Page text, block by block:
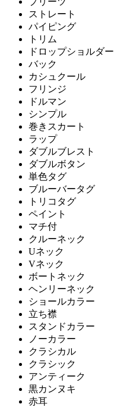
ストレート
パイピング
トリム
ドロップショルダー
バック
カシュクール
フリンジ
ドルマン
シンプル
巻きスカート
ラップ
ダブルブレスト
ダブルボタン
単色タグ
ブルーバータグ
トリコタグ
ペイント
マチ付
クルーネック
Uネック
Vネック
ボートネック
ヘンリーネック
ショールカラー
立ち襟
スタンドカラー
ノーカラー
クラシカル
クラシック
アンティーク
黒カンヌキ
赤耳